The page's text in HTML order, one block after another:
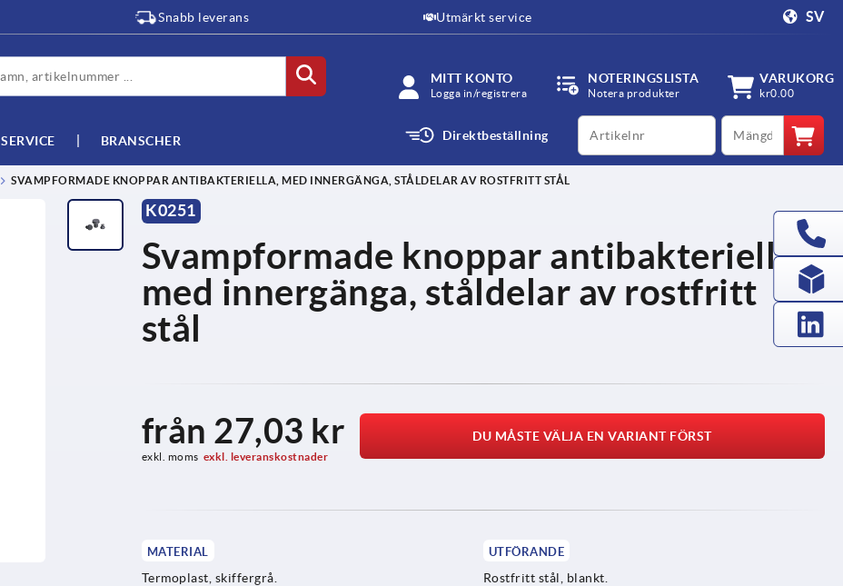
Snabb leverans Utmärkt service SV
MITT KONTO
Logga in/registrera
NOTERINGSLISTA
Notera produkter
VARUKORG
kr0.00
SERVICE BRANSCHER Direktbeställning
productCode qty
SVAMPFORMADE KNOPPAR ANTIBAKTERIELLA, MED INNERGÄNGA, STÅLDELAR AV ROSTFRITT STÅL
K0251
Svampformade knoppar antibakteriella,
med innergänga, ståldelar av rostfritt
stål
från 27,03 kr
exkl. moms exkl. leveranskostnader
DU MÅSTE VÄLJA EN VARIANT FÖRST
MATERIAL
Termoplast, skiffergrå.
UTFÖRANDE
Rostfritt stål, blankt.